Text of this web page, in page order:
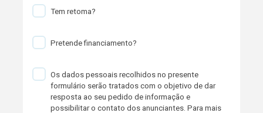
Tem retoma?
Pretende financiamento?
Os dados pessoais recolhidos no presente
formulário serão tratados com o objetivo de dar
resposta ao seu pedido de informação e
possibilitar o contato dos anunciantes. Para mais